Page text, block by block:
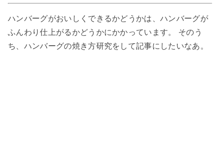
ハンバーグがおいしくできるかどうかは、ハンバーグが
ふんわり仕上がるかどうかにかかっています。 そのう
ち、ハンバーグの焼き方研究をして記事にしたいなあ。